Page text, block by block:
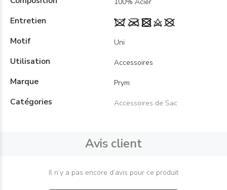
Entretien
Motif
Uni
Utilisation Accessoires
Marque Prym
Catégories Accessoires de Sac
Avis client
Il n’y a pas encore d’avis pour ce produit